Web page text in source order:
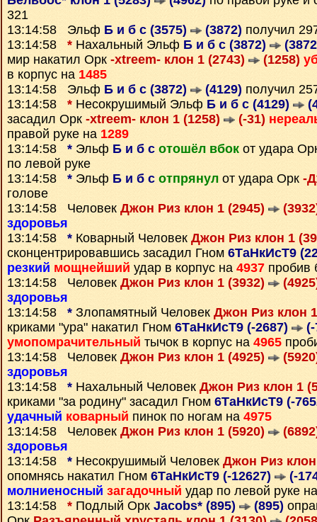
321
13:14:58 Эльф Б и б с (3575) (3872) получил
13:14:58 * Нахальный Эльф Б и б с (3872)
мир накатил Орк -xtreem- клон 1 (2743) (1258)
в корпус на 1485
13:14:58 Эльф Б и б с (3872) (4129) получил
13:14:58 * Несокрушимый Эльф Б и б с (4129)
засадил Орк -xtreem- клон 1 (1258) (-31)
правой руке на 1289
13:14:58 * Эльф Б и б с отошёл вбок от удара
по левой руке
13:14:58 * Эльф Б и б с отпрянул от удара Орк -
голове
13:14:58 Человек Джон Риз клон 1 (2945)
здоровья
13:14:58 * Коварный Человек Джон Риз клон 1
сконцентрировавшись засадил Гном 6ТаНкИсТ9
резкий мощнейший удар в корпус на 4937 пробив
13:14:58 Человек Джон Риз клон 1 (3932)
здоровья
13:14:58 * Злопамятный Человек Джон Риз клон
криками "ура" накатил Гном 6ТаНкИсТ9 (-2687)
умопомрачительный тычок в корпус на 4965
13:14:58 Человек Джон Риз клон 1 (4925)
здоровья
13:14:58 * Нахальный Человек Джон Риз клон 1
криками "за родину" засадил Гном 6ТаНкИсТ9 (-
удачный коварный пинок по ногам на 4975
13:14:58 Человек Джон Риз клон 1 (5920)
здоровья
13:14:58 * Несокрушимый Человек Джон Риз
опомнясь накатил Гном 6ТаНкИсТ9 (-12627)
(-
молниеносный загадочный удар по левой руке
13:14:58 * Подлый Орк Jacobs* (895) (895)